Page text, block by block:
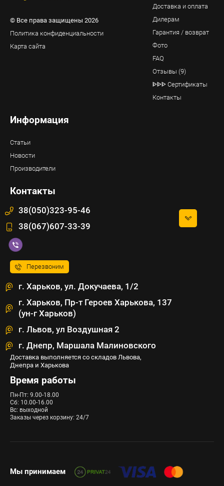
© Все права защищены 2026
Политика конфиденциальности
Карта сайта
Доставка и оплата
Дилерам
Гарантия / возврат
Фото
FAQ
Отзывы (9)
ᐈᐈᐈ Сертификаты
Контакты
Информация
Статьи
Новости
Производители
Контакты
38(050)323-95-46
38(067)607-33-39
Перезвоним
г. Харьков, ул. Докучаева, 1/2
г. Харьков, Пр-т Героев Харькова, 137
(ун-г Харьков)
г. Львов, ул Воздушная 2
г. Днепр, Маршала Малиновского
Доставка выполняется со складов Львова,
Днепра и Харькова
Время работы
Пн-Пт: 9.00-18.00
Сб: 10.00-16.00
Вс: выходной
Заказы через корзину: 24/7
Мы принимаем